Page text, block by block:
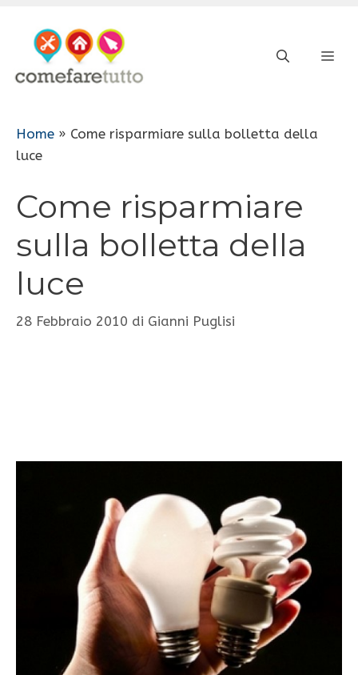
contenuto
Home » Come risparmiare sulla bolletta della
luce
Come risparmiare
sulla bolletta della
luce
28 Febbraio 2010 di Gianni Puglisi